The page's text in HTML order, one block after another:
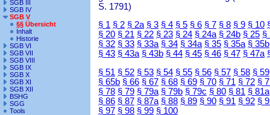
SGB III
SGB IV
SGB V
§§ Übersicht
Inhalt
Historie
SGB VI
SGB VII
SGB VIII
SGB IX
SGB X
SGB XI
SGB XII
BSHG
SGG
Tools
S. 1791)
§ 1 § 2 § 2a § 3 § 4 § 5 § 6 § 7 § 8 § 9 § 10
§ 20 § 21 § 22 § 23 § 24 § 24a § 24b § 25 §
§ 32 § 33 § 33a § 34 § 34a § 35 § 35a § 35b
§ 43 § 43a § 43b § 44 § 45 § 46 § 47 § 47a
§ 51 § 52 § 53 § 54 § 55 § 56 § 57 § 58 § 59
§ 65b § 66 § 67 § 68 § 69 § 70 § 71 § 72 §
§ 78 § 79 § 79a § 79b § 79c § 80 § 81 § 81a
§ 86 § 87 § 87a § 88 § 89 § 90 § 91 § 92 §
§ 97 § 98 § 99 § 100